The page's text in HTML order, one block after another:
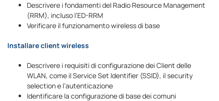
Descrivere i fondamenti del Radio Resource Management
(RRM), incluso l’ED-RRM
Verificare il funzionamento wireless di base
Installare client wireless
Descrivere i requisiti di configurazione dei Client delle
WLAN, come il Service Set Identifier (SSID), il security
selection e l’autenticazione
Identificare la configurazione di base dei comuni